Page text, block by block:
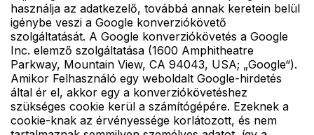
használja az adatkezelő, továbbá annak keretein belül
igénybe veszi a Google konverziókövető
szolgáltatását. A Google konverziókövetés a Google
Inc. elemző szolgáltatása (1600 Amphitheatre
Parkway, Mountain View, CA 94043, USA; „Google“).
Amikor Felhasználó egy weboldalt Google-hirdetés
által ér el, akkor egy a konverziókövetéshez
szükséges cookie kerül a számítógépére. Ezeknek a
cookie-knak az érvényessége korlátozott, és nem